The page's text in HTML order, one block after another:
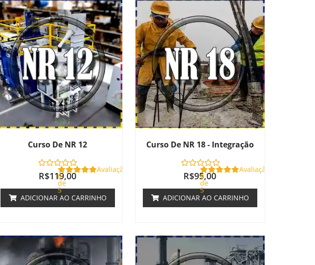
Curso De NR 12
Avaliação
0
de
5
R$119,00
ADICIONAR AO CARRINHO
Curso De NR 18 - Integração
Avaliação
0
de
5
R$95,00
ADICIONAR AO CARRINHO